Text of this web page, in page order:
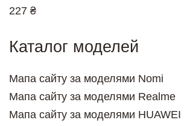
227 ₴
Каталог моделей
Мапа сайту за моделями Nomi
Мапа сайту за моделями Realme
Мапа сайту за моделями HUAWEI